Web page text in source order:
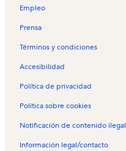
i
e
r
s
a
a
o
u
e
e
v
c
c
i
Empleo
Prensa
Términos y condiciones
Accesibilidad
Política de privacidad
Política sobre cookies
Notificación de contenido ilegal
Información legal/contacto